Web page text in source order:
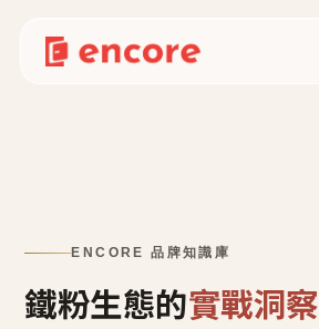
ENCORE 品牌知識庫
鐵粉生態的實戰洞察